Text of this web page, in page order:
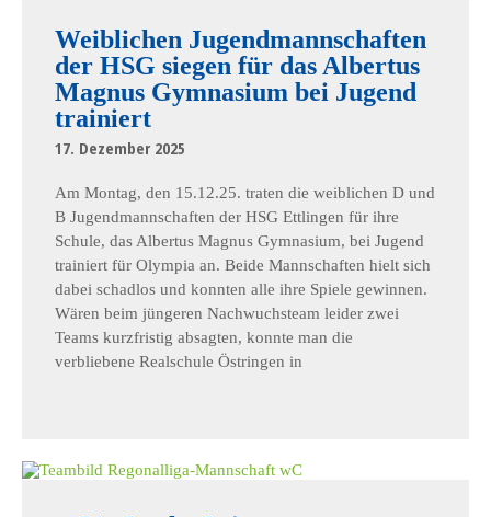
Weiblichen Jugendmannschaften
der HSG siegen für das Albertus
Magnus Gymnasium bei Jugend
trainiert
17. Dezember 2025
Am Montag, den 15.12.25. traten die weiblichen D und
B Jugendmannschaften der HSG Ettlingen für ihre
Schule, das Albertus Magnus Gymnasium, bei Jugend
trainiert für Olympia an. Beide Mannschaften hielt sich
dabei schadlos und konnten alle ihre Spiele gewinnen.
Wären beim jüngeren Nachwuchsteam leider zwei
Teams kurzfristig absagten, konnte man die
verbliebene Realschule Östringen in